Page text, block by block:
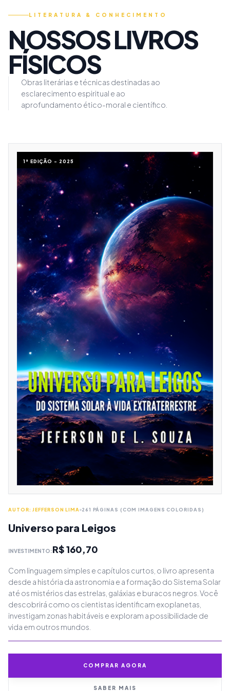
LITERATURA & CONHECIMENTO
NOSSOS LIVROS
FÍSICOS
Obras literárias e técnicas destinadas ao
esclarecimento espiritual e ao
aprofundamento ético-moral e científico.
1ª EDIÇÃO - 2025
AUTOR: JEFFERSON LIMA 261 PÁGINAS (COM IMAGENS COLORIDAS)
Universo para Leigos
INVESTIMENTO:R$ 160,70
Com linguagem simples e capítulos curtos, o livro apresenta
desde a história da astronomia e a formação do Sistema Solar
até os mistérios das estrelas, galáxias e buracos negros. Você
descobrirá como os cientistas identificam exoplanetas,
investigam zonas habitáveis e exploram a possibilidade de
vida em outros mundos.
COMPRAR AGORA
SABER MAIS